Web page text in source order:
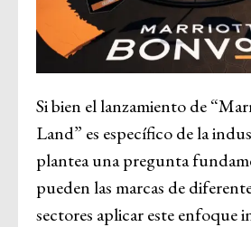
Si bien el lanzamiento de
Land” es específico de la
plantea una pregunta
pueden las marcas de
sectores aplicar este enfoque